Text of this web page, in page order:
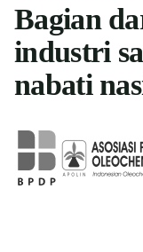
Bagian
industri
nabati